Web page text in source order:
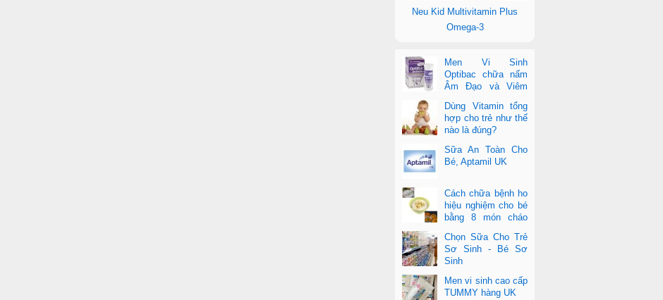
Neu Kid Multivitamin Plus
Omega-3
Men Vi Sinh
Optibac chữa nấm
Âm Đạo và Viêm
Dùng Vitamin tổng
hợp cho trẻ như thế
nào là đúng?
Sữa An Toàn Cho
Bé, Aptamil UK
Cách chữa bệnh ho
hiệu nghiệm cho bé
bằng 8 món cháo
Chọn Sữa Cho Trẻ
Sơ Sinh - Bé Sơ
Sinh
Men vi sinh cao cấp
TUMMY hàng UK